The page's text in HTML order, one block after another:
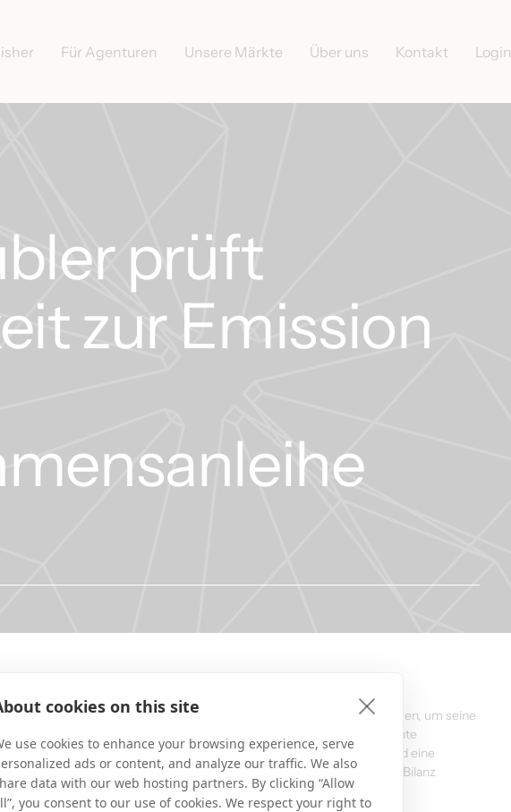
Für Agenturen Unsere Märkte Über uns Kontakt Login
prüft
zur Emission
Bedingungen für die Ausgabe einer Unternehmensanleihe. Das
bieten, und hat kürzlich mehrere Schritte unternommen, um seine
weiter zu intensivieren. Der Vorstand des Unternehmens möchte
ist, um neue und zukünftige Marktchancen voll auszuschöpfen und eine
zu erreichen. Daher prüft das Unternehmen neben seiner starken Bilanz
2013) weitere Finanzierungsmöglichkeiten.
cookies on this site
use cookies to enhance your browsing experience, serve
ads or content, and analyze our traffic. We also
data with our web hosting partners. By clicking “Allow
you consent to our use of cookies. We respect your right to